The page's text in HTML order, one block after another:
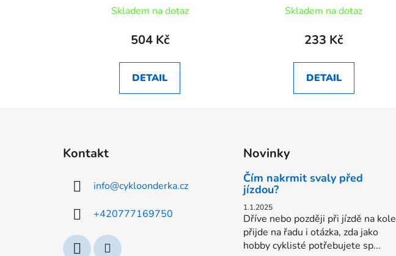
Skladem na dotaz
504 Kč
DETAIL
Skladem na dotaz
233 Kč
DETAIL
Kontakt
info@cykloonderka.cz
+420777169750
Novinky
Čím nakrmit svaly před
jízdou?
1.1.2025
Dříve nebo později při jízdě na kole
přijde na řadu i otázka, zda jako
hobby cyklisté potřebujete sp...